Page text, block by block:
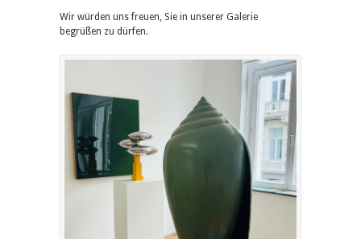
Wir würden uns freuen, Sie in unserer Galerie
begrüßen zu dürfen.